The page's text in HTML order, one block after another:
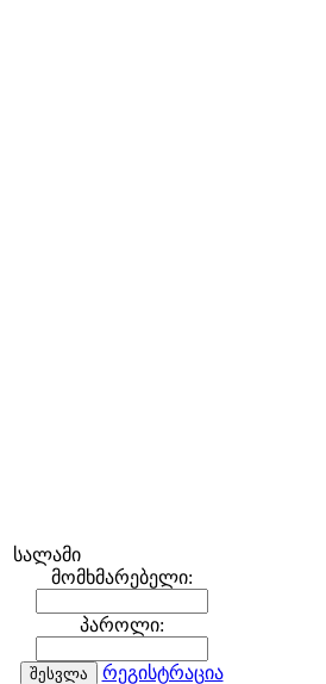
სალამი
მომხმარებელი:
პაროლი:
რეგისტრაცია